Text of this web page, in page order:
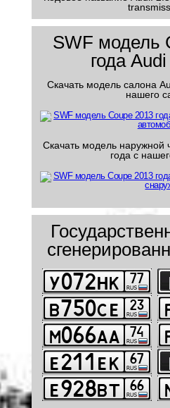
SWF модель
года
Скачать модель салона
нашего
Скачать модель наружной
года с